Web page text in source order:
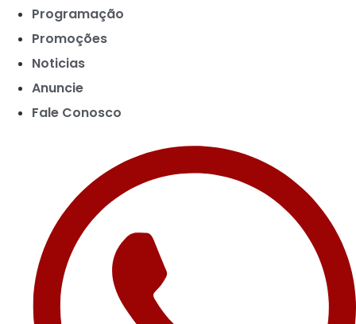
Programação
Promoções
Noticias
Anuncie
Fale Conosco